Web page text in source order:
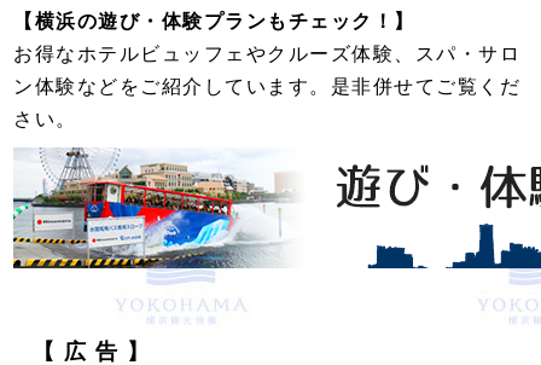
【横浜の遊び・体験プランもチェック！】
お得なホテルビュッフェやクルーズ体験、スパ・サロ
ン体験などをご紹介しています。是非併せてご覧くだ
さい。
【 広 告 】